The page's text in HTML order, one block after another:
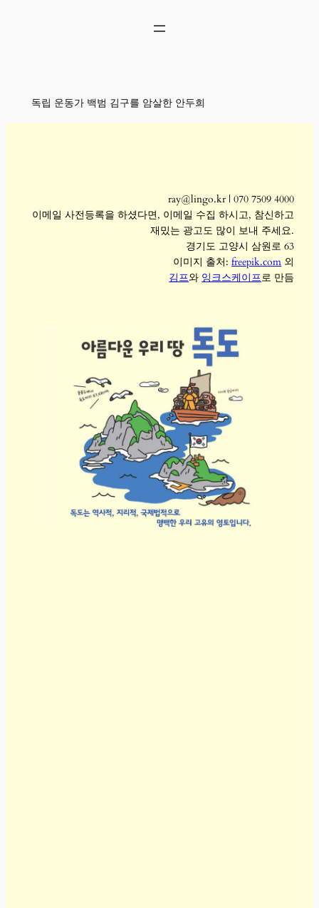
기
독립 운동가 백범 김구를 암살한 안두희
ray@lingo.kr | 070 7509 4000
이메일 사전등록을 하셨다면, 이메일 수집 하시고, 참신하고
재밌는 광고도 많이 보내 주세요.
경기도 고양시 삼원로 63
이미지 출처:freepik.com 외
김프와 잉크스케이프로 만듬